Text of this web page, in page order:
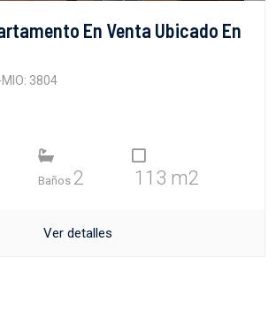
En Venta Ubicado En
MIO: 3804
Baños 2 113 m2
Ver detalles